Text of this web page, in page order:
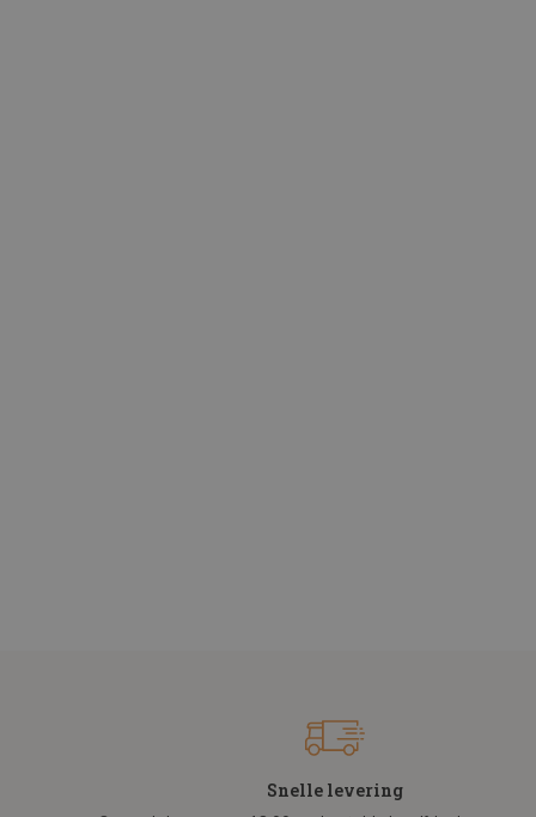
Snelle levering